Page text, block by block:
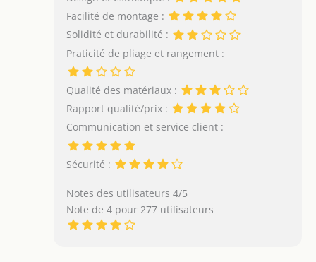
Facilité de montage :
Solidité et durabilité :
Praticité de pliage et rangement :
Qualité des matériaux :
Rapport qualité/prix :
Communication et service client :
Sécurité :
Notes des utilisateurs 4/5
Note de 4 pour 277 utilisateurs